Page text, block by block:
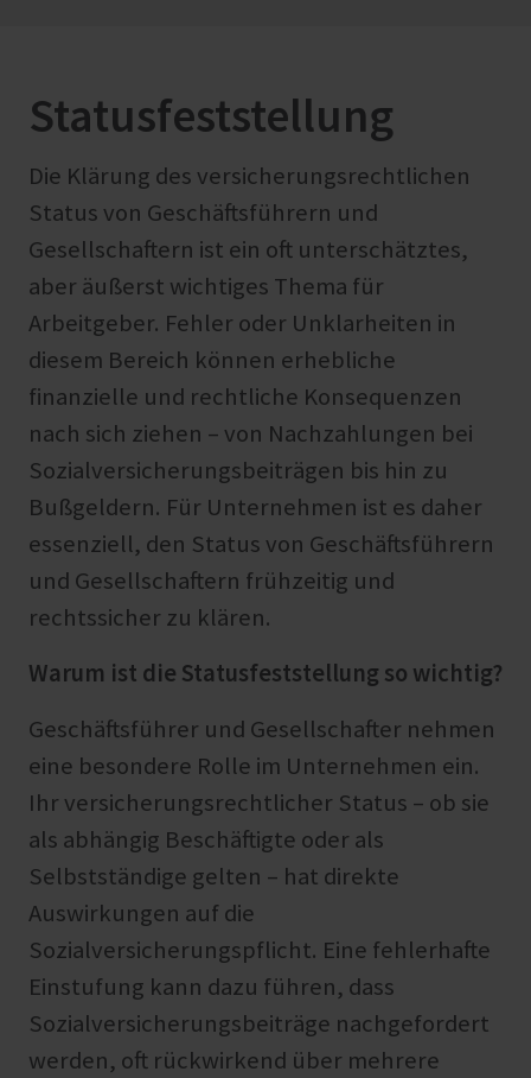
Statusfeststellung
Die Klärung des versicherungsrechtlichen
Status von Geschäftsführern und
Gesellschaftern ist ein oft unterschätztes,
aber äußerst wichtiges Thema für
Arbeitgeber. Fehler oder Unklarheiten in
diesem Bereich können erhebliche
finanzielle und rechtliche Konsequenzen
nach sich ziehen – von Nachzahlungen bei
Sozialversicherungsbeiträgen bis hin zu
Bußgeldern. Für Unternehmen ist es daher
essenziell, den Status von Geschäftsführern
und Gesellschaftern frühzeitig und
rechtssicher zu klären.
Warum ist die Statusfeststellung so wichtig?
Geschäftsführer und Gesellschafter nehmen
eine besondere Rolle im Unternehmen ein.
Ihr versicherungsrechtlicher Status – ob sie
als abhängig Beschäftigte oder als
Selbstständige gelten – hat direkte
Auswirkungen auf die
Sozialversicherungspflicht. Eine fehlerhafte
Einstufung kann dazu führen, dass
Sozialversicherungsbeiträge nachgefordert
werden, oft rückwirkend über mehrere